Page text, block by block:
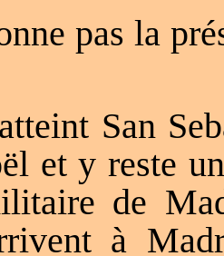
pas la
San
et y reste
de
à